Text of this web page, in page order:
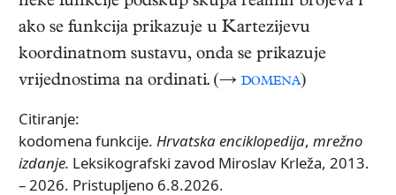
ako se funkcija prikazuje u Kartezijevu
koordinatnom sustavu, onda se prikazuje
vrijednostima na ordinati. (→ domena)
Citiranje:
kodomena funkcije. Hrvatska enciklopedija, mrežno
izdanje. Leksikografski zavod Miroslav Krleža, 2013.
– 2026. Pristupljeno 6.8.2026.